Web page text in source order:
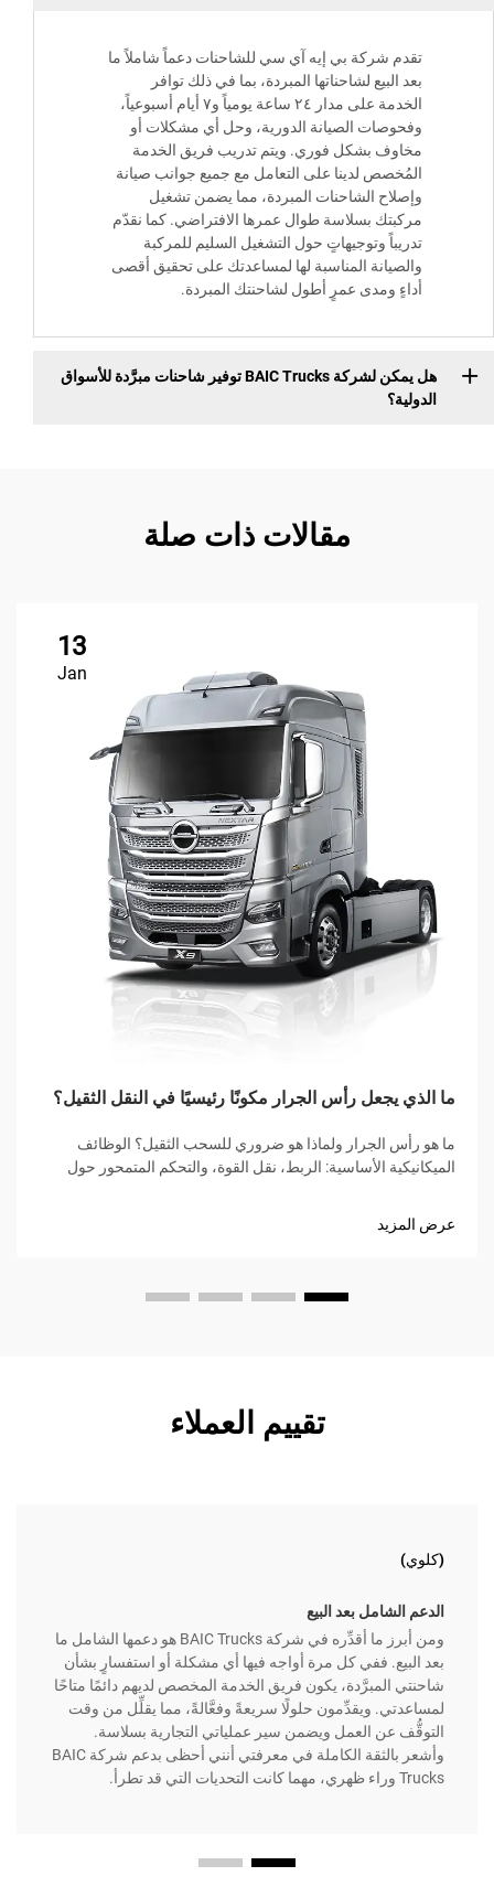
تقدم شركة بي إيه آي سي للشاحنات دعماً شاملاً ما
بعد البيع لشاحناتها المبردة، بما في ذلك توافر
الخدمة على مدار ٢٤ ساعة يومياً و٧ أيام أسبوعياً،
وفحوصات الصيانة الدورية، وحل أي مشكلات أو
مخاوف بشكل فوري. ويتم تدريب فريق الخدمة
المُخصص لدينا على التعامل مع جميع جوانب صيانة
وإصلاح الشاحنات المبردة، مما يضمن تشغيل
مركبتك بسلاسة طوال عمرها الافتراضي. كما نقدّم
تدريباً وتوجيهاتٍ حول التشغيل السليم للمركبة
والصيانة المناسبة لها لمساعدتك على تحقيق أقصى
أداءٍ ومدى عمرٍ أطول لشاحنتك المبردة.
هل يمكن لشركة BAIC Trucks توفير شاحنات مبرَّدة للأسواق
الدولية؟
مقالات ذات صلة
13
Jan
ما الذي يجعل رأس الجرار مكونًا رئيسيًا في النقل الثقيل؟
ما هو رأس الجرار ولماذا هو ضروري للسحب الثقيل؟ الوظائف
الميكانيكية الأساسية: الربط، نقل القوة، والتحكم المتمحور حول
عرض المزيد
تقييم العملاء
(كلوي)
الدعم الشامل بعد البيع
ومن أبرز ما أقدِّره في شركة BAIC Trucks هو دعمها الشامل ما
بعد البيع. ففي كل مرة أواجه فيها أي مشكلة أو استفسارٍ بشأن
شاحنتي المبرَّدة، يكون فريق الخدمة المخصص لديهم دائمًا متاحًا
لمساعدتي. ويقدِّمون حلولًا سريعةً وفعَّالةً، مما يقلِّل من وقت
التوقُّف عن العمل ويضمن سير عملياتي التجارية بسلاسة.
وأشعر بالثقة الكاملة في معرفتي أنني أحظى بدعم شركة BAIC
Trucks وراء ظهري، مهما كانت التحديات التي قد تطرأ.